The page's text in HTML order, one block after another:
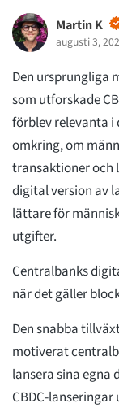
Martin K
augusti 3,
Den ursprungliga
som utforskade
förblev relevanta
omkring, om
transaktioner och
digital version av
lättare för
utgifter.
Centralbanks
när det gäller
Den snabba
motiverat
lansera sina egna
CBDC-lanseringar